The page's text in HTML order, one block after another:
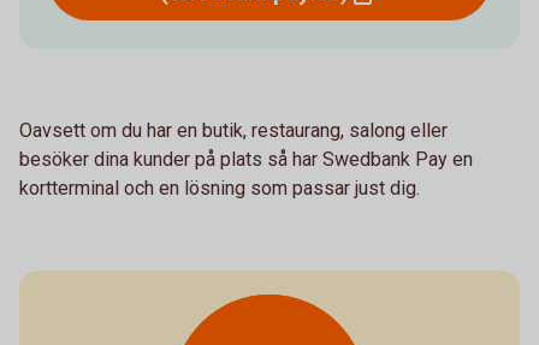
Oavsett om du har en butik, restaurang, salong eller
besöker dina kunder på plats så har Swedbank Pay en
kortterminal och en lösning som passar just dig.